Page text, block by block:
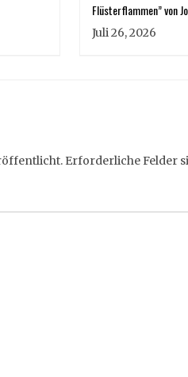
Flüsterflammen” von
Juli 26, 2026
Erforderliche Felder